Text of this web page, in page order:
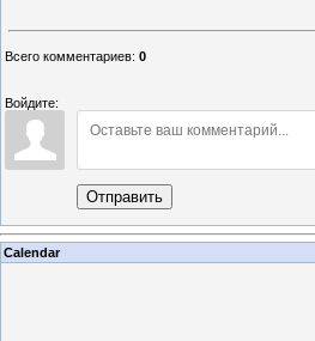
Всего комментариев: 0
Войдите:
Отправить
Calendar